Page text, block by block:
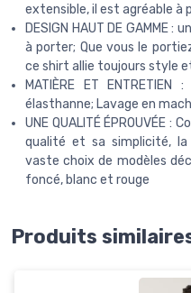
extensible, il est agréable à
DESIGN HAUT DE GAMME
à porter; Que vous le
ce shirt allie toujours style
MATIÈRE ET
élasthanne; Lavage en
UNE QUALITÉ ÉPROUVÉE :
qualité et sa simplicité, la
vaste choix de modèles
foncé, blanc et rouge
Produits